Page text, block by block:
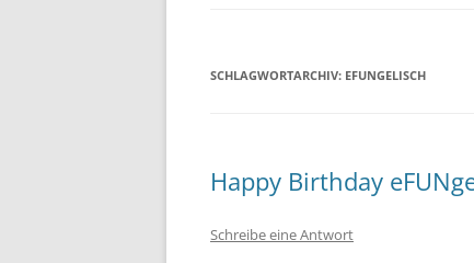
SCHRIFTLICHE
SCHLAGWORTARCHIV: EFUNGELISCH
Happy Birthday
Schreibe eine Antwort